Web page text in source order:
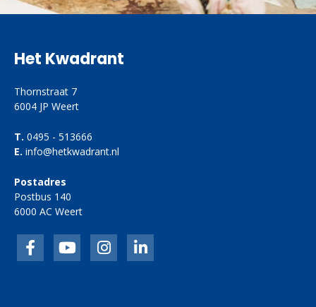
Het Kwadrant
Thornstraat 7
6004 JP Weert
T. 0495 - 513666
E. info@hetkwadrant.nl
Postadres
Postbus 140
6000 AC Weert